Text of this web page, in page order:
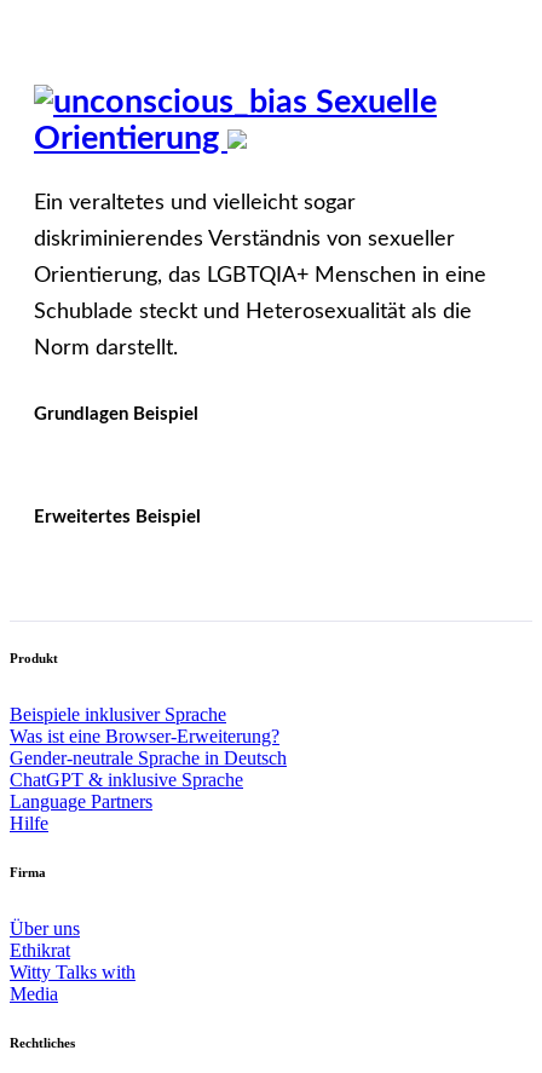
Sexuelle
Orientierung
Ein veraltetes und vielleicht sogar
diskriminierendes Verständnis von sexueller
Orientierung, das LGBTQIA+ Menschen in eine
Schublade steckt und Heterosexualität als die
Norm darstellt.
Grundlagen Beispiel
Erweitertes Beispiel
Produkt
Beispiele inklusiver Sprache
Was ist eine Browser-Erweiterung?
Gender-neutrale Sprache in Deutsch
ChatGPT & inklusive Sprache
Language Partners
Hilfe
Firma
Über uns
Ethikrat
Witty Talks with
Media
Rechtliches